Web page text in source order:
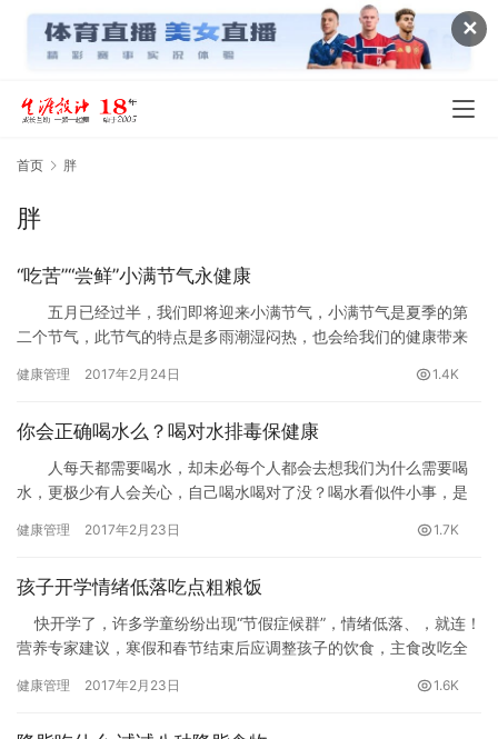
✕
首页 胖
胖
“吃苦”“尝鲜”小满节气永健康
五月已经过半，我们即将迎来小满节气，小满节气是夏季的第
二个节气，此节气的特点是多雨潮湿闷热，也会给我们的健康带来
适宜…
健康管理 2017年2月24日 1.4K
你会正确喝水么？喝对水排毒保健康
人每天都需要喝水，却未必每个人都会去想我们为什么需要喝
水，更极少有人会关心，自己喝水喝对了没？喝水看似件小事，是
健康，喝错了也可能给你带来不小的麻烦，甚至埋下健康隐患。
健康管理 2017年2月23日 1.7K
孩子开学情绪低落吃点粗粮饭
快开学了，许多学童纷纷出现“节假症候群”，情绪低落、，就连！
营养专家建议，寒假和春节结束后应调整孩子的饮食，主食改吃全
健康管理 2017年2月23日 1.6K